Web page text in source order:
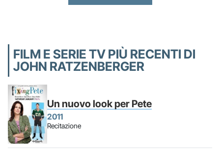
FILM E SERIE TV PIÙ RECENTI DI
JOHN RATZENBERGER
Un nuovo look per Pete
2011
Recitazione